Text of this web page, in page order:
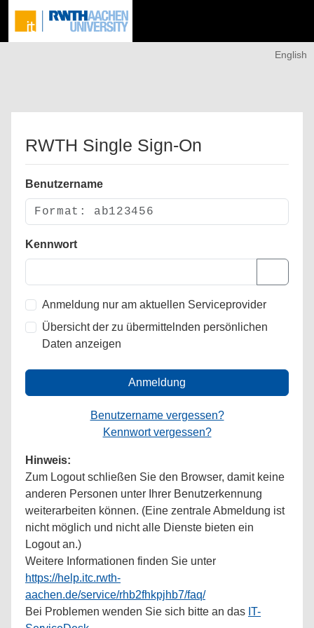
English
RWTH Single Sign-On
Benutzername
Kennwort
Anmeldung nur am aktuellen Serviceprovider
Übersicht der zu übermittelnden persönlichen
Daten anzeigen
Anmeldung
Benutzername vergessen?
Kennwort vergessen?
Hinweis:
Zum Logout schließen Sie den Browser, damit keine
anderen Personen unter Ihrer Benutzerkennung
weiterarbeiten können. (Eine zentrale Abmeldung ist
nicht möglich und nicht alle Dienste bieten ein
Logout an.)
Weitere Informationen finden Sie unter
https://help.itc.rwth-
aachen.de/service/rhb2fhkpjhb7/faq/
Bei Problemen wenden Sie sich bitte an das IT-